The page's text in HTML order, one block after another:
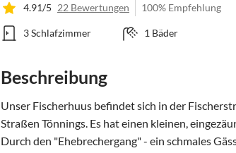
4.91/5 22 Bewertungen 100% Empfehlung
3 Schlafzimmer 1 Bäder
Beschreibung
Unser Fischerhuus befindet sich in der
Straßen Tönnings. Es hat einen kleinen,
Durch den "Ehebrechergang" - ein schmales